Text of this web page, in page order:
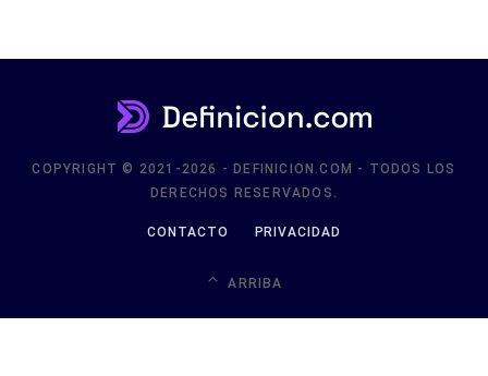
COPYRIGHT © 2021-2026 - DEFINICION.COM - TODOS LOS
DERECHOS RESERVADOS.
CONTACTO PRIVACIDAD
ARRIBA